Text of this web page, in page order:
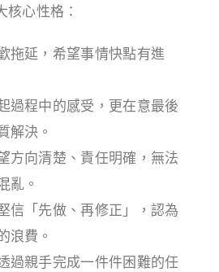
核心性格：
拖延，希望事情快點有進
過程中的感受，更在意最後
解決。
方向清楚、責任明確，無法
亂。
信「先做、再修正」，認為
浪費。
過親手完成一件件困難的任